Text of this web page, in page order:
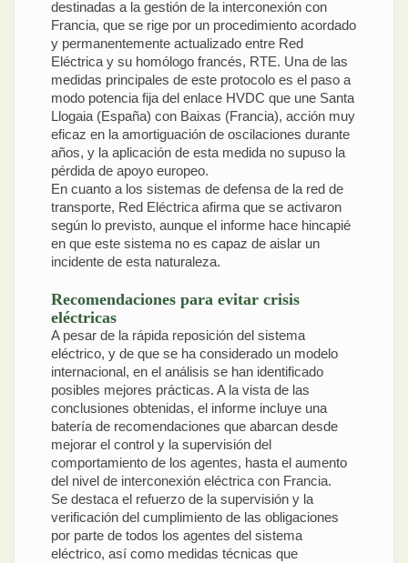
destinadas a la gestión de la interconexión con
Francia, que se rige por un procedimiento acordado
y permanentemente actualizado entre Red
Eléctrica y su homólogo francés, RTE. Una de las
medidas principales de este protocolo es el paso a
modo potencia fija del enlace HVDC que une Santa
Llogaia (España) con Baixas (Francia), acción muy
eficaz en la amortiguación de oscilaciones durante
años, y la aplicación de esta medida no supuso la
pérdida de apoyo europeo.
En cuanto a los sistemas de defensa de la red de
transporte, Red Eléctrica afirma que se activaron
según lo previsto, aunque el informe hace hincapié
en que este sistema no es capaz de aislar un
incidente de esta naturaleza.
Recomendaciones para evitar crisis
eléctricas
A pesar de la rápida reposición del sistema
eléctrico, y de que se ha considerado un modelo
internacional, en el análisis se han identificado
posibles mejores prácticas. A la vista de las
conclusiones obtenidas, el informe incluye una
batería de recomendaciones que abarcan desde
mejorar el control y la supervisión del
comportamiento de los agentes, hasta el aumento
del nivel de interconexión eléctrica con Francia.
Se destaca el refuerzo de la supervisión y la
verificación del cumplimiento de las obligaciones
por parte de todos los agentes del sistema
eléctrico, así como medidas técnicas que